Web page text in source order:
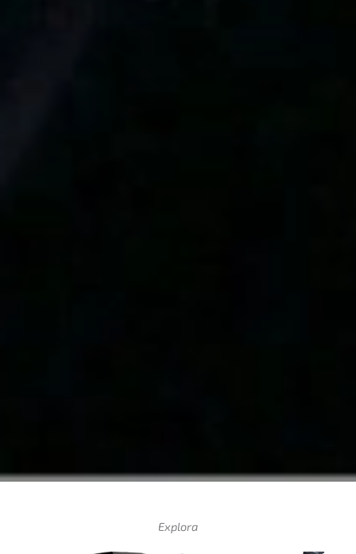
Explora